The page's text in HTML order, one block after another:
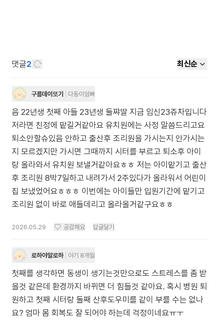
댓글2 최신순
구름데이또기 다둥이엄빠
음 22년생 첫째 아들 23년생 둘쨔딸 지금 임신23쥬차입니다
저라면 친정에 맡길거같아요 유치원에는 사정 말씀드리고요
퇴소안할슈있음 안하고 출산후 조리원을 가시는지 안가시는
지 모르겠지만 가시면 그때까지 시터를 부르고 퇴소후 아이
랑 올라와서 유치원 보낼거같아요ㅎㅎ 저는 아이맡기고 출산
후 조리원 8박7일하고 내려가서 2주있다가 올라워서 어린이
집 보냈었어요ㅎㅎㅎ 이번에는 아이들만 입원기간에 맡기고
조리원 없이 바로 애들데리고 올라올거같구요ㅎㅎ
2026.05.29 공감해요 답글달기
로하야알로하 아기 8개월
첫째를 생각하면 동생이 생기는것만으로도 스트레스를 좀 받
을것 같은데 환경까지 바뀌면 더 힘들것 같아요. 혹시 병원 퇴
원하고 첫째 시터랑 둘째 산후도우미를 같이 부를 수는 없나
요? 엄마 몸 회복도 잘 되어야 하는데 걱정이네요ㅠㅜ